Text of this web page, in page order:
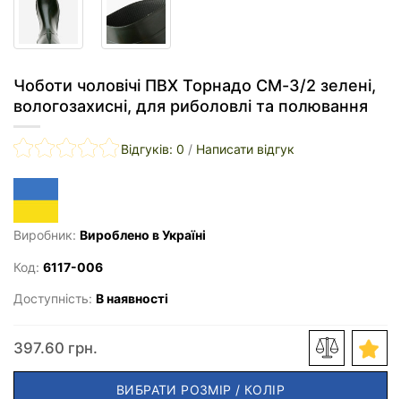
Чоботи чоловічі ПВХ Торнадо СМ-3/2 зелені,
вологозахисні, для риболовлі та полювання
Відгуків: 0 / Написати відгук
Виробник: Вироблено в Україні
Код: 6117-006
Доступність: В наявності
397.60 грн.
ВИБРАТИ РОЗМІР / КОЛІР